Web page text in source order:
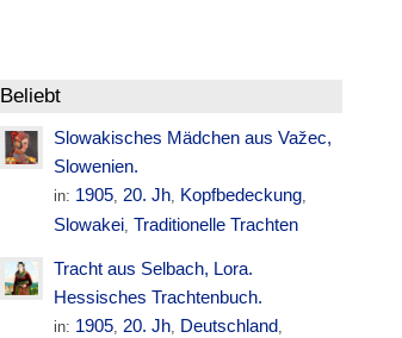
Beliebt
Slowakisches Mädchen aus Važec,
Slowenien.
in: 1905,20. Jh, Kopfbedeckung,
Slowakei, Traditionelle Trachten
Tracht aus Selbach, Lora.
Hessisches Trachtenbuch.
in: 1905,20. Jh, Deutschland,